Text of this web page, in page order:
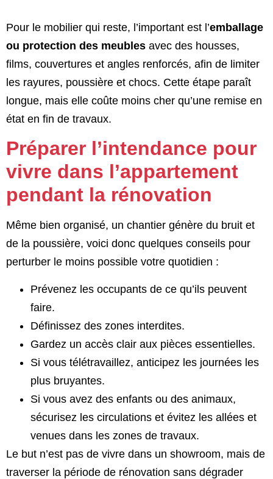
Pour le mobilier qui reste, l’important est l’emballage
ou protection des meubles avec des housses,
films, couvertures et angles renforcés, afin de limiter
les rayures, poussière et chocs. Cette étape paraît
longue, mais elle coûte moins cher qu’une remise en
état en fin de travaux.
Préparer l’intendance pour
vivre dans l’appartement
pendant la rénovation
Même bien organisé, un chantier génère du bruit et
de la poussière, voici donc quelques conseils pour
perturber le moins possible votre quotidien :
Prévenez les occupants de ce qu’ils peuvent
faire.
Définissez des zones interdites.
Gardez un accès clair aux pièces essentielles.
Si vous télétravaillez, anticipez les journées les
plus bruyantes.
Si vous avez des enfants ou des animaux,
sécurisez les circulations et évitez les allées et
venues dans les zones de travaux.
Le but n’est pas de vivre dans un showroom, mais de
traverser la période de rénovation sans dégrader